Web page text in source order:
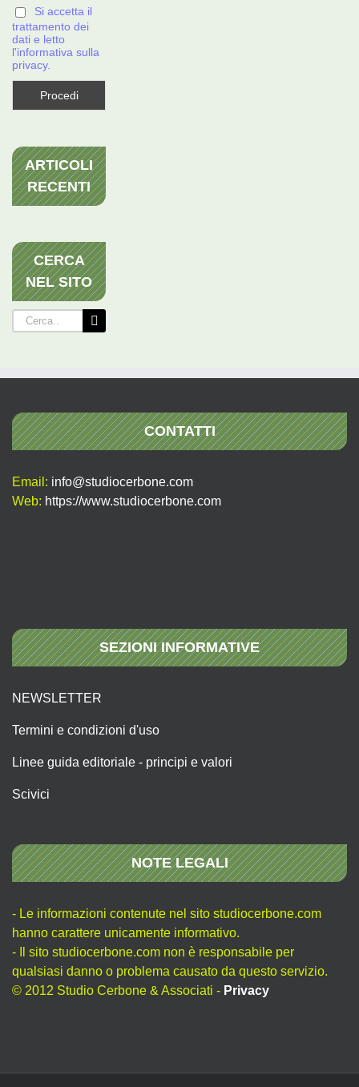
Si accetta il
trattamento dei
dati e letto
l'informativa sulla
privacy.
ARTICOLI
RECENTI
CERCA
NEL SITO
Cerca
per:
CONTATTI
Email: info@studiocerbone.com
Web: https://www.studiocerbone.com
SEZIONI INFORMATIVE
NEWSLETTER
Termini e condizioni d'uso
Linee guida editoriale - principi e valori
Scivici
NOTE LEGALI
- Le informazioni contenute nel sito studiocerbone.com
hanno carattere unicamente informativo.
- Il sito studiocerbone.com non è responsabile per
qualsiasi danno o problema causato da questo servizio.
© 2012 Studio Cerbone & Associati - Privacy